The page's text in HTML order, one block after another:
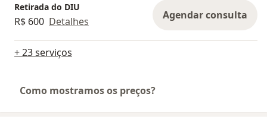
Retirada do DIU
R$ 600 Detalhes Agendar consulta
+ 23 serviços
Como mostramos os preços?